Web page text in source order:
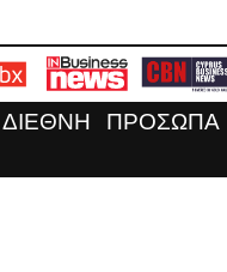
ΔΙΕΘΝΗ ΠΡΟΣΩΠΑ